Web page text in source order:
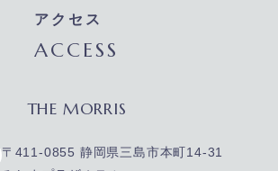
アクセス
ACCESS
THE MORRIS
〒411-0855 静岡県三島市本町14-31